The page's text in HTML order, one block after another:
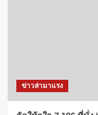
ข่าวล่ามาแรง